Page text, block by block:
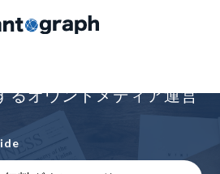
るオウンドメディア運営